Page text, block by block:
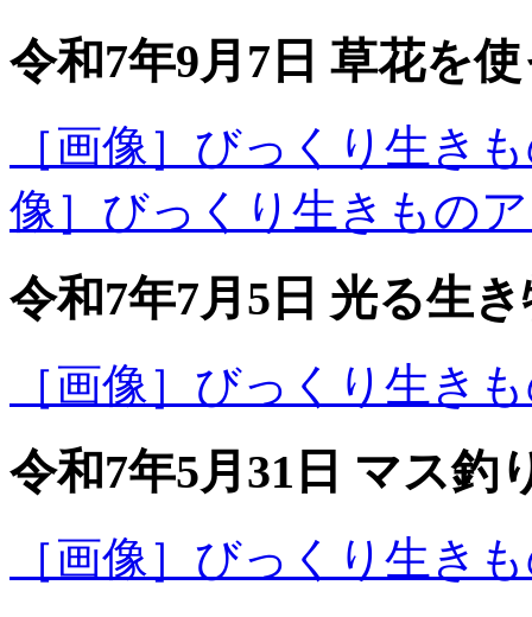
令和7年9月7日 草花を
［画像］びっくり生き
像］びっくり生きもの
令和7年7月5日 光る生
［画像］びっくり生き
令和7年5月31日 マス釣
［画像］びっくり生き